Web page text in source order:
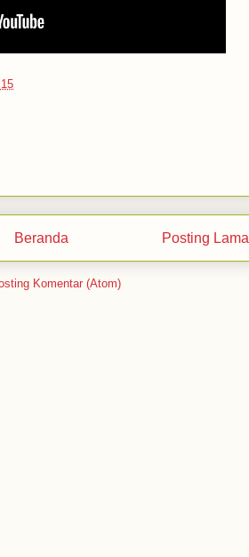
Posting Lama
Beranda
Komentar (Atom)